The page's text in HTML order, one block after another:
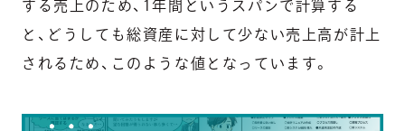
する売上のため、1年間というスパンで計算する
と、どうしても総資産に対して少ない売上高が計上
されるため、このような値となっています。